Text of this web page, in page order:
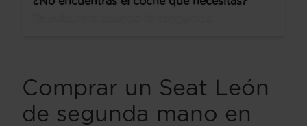
Comprar un Seat León
de segunda mano en